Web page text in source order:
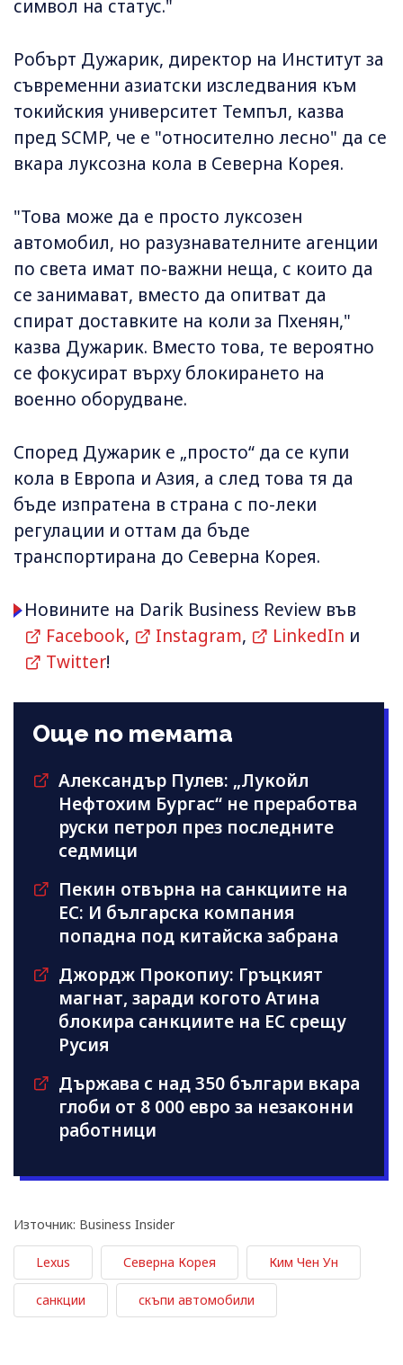
символ на статус."
Робърт Дужарик, директор на Институт за
съвременни азиатски изследвания към
токийския университет Темпъл, казва
пред SCMP, че е "относително лесно" да се
вкара луксозна кола в Северна Корея.
"Това може да е просто луксозен
автомобил, но разузнавателните агенции
по света имат по-важни неща, с които да
се занимават, вместо да опитват да
спират доставките на коли за Пхенян,"
казва Дужарик. Вместо това, те вероятно
се фокусират върху блокирането на
военно оборудване.
Според Дужарик е „просто“ да се купи
кола в Европа и Азия, а след това тя да
бъде изпратена в страна с по-леки
регулации и оттам да бъде
транспортирана до Северна Корея.
Новините на Darik Business Review във
Facebook, Instagram, LinkedIn и
Twitter!
Още по темата
Александър Пулев: „Лукойл
Нефтохим Бургас“ не преработва
руски петрол през последните
седмици
Пекин отвърна на санкциите на
ЕС: И българска компания
попадна под китайска забрана
Джордж Прокопиу: Гръцкият
магнат, заради когото Атина
блокира санкциите на ЕС срещу
Русия
Държава с над 350 българи вкара
глоби от 8 000 евро за незаконни
работници
Източник: Business Insider
Lexus Северна Корея Ким Чен Ун
санкции скъпи автомобили